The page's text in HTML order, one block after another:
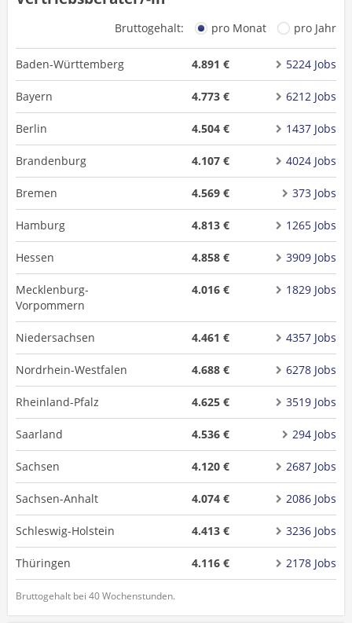
Bruttogehalt: pro Monat pro Jahr
Baden-Württemberg 4.891 € 5224 Jobs
Bayern 4.773 € 6212 Jobs
Berlin 4.504 € 1437 Jobs
Brandenburg 4.107 € 4024 Jobs
Bremen 4.569 € 373 Jobs
Hamburg 4.813 € 1265 Jobs
Hessen 4.858 € 3909 Jobs
Mecklenburg-
Vorpommern
4.016 € 1829 Jobs
Niedersachsen 4.461 € 4357 Jobs
Nordrhein-Westfalen 4.688 € 6278 Jobs
Rheinland-Pfalz 4.625 € 3519 Jobs
Saarland 4.536 € 294 Jobs
Sachsen 4.120 € 2687 Jobs
Sachsen-Anhalt 4.074 € 2086 Jobs
Schleswig-Holstein 4.413 € 3236 Jobs
Thüringen 4.116 € 2178 Jobs
Bruttogehalt bei 40 Wochenstunden.